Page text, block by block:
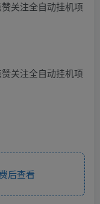
后查看